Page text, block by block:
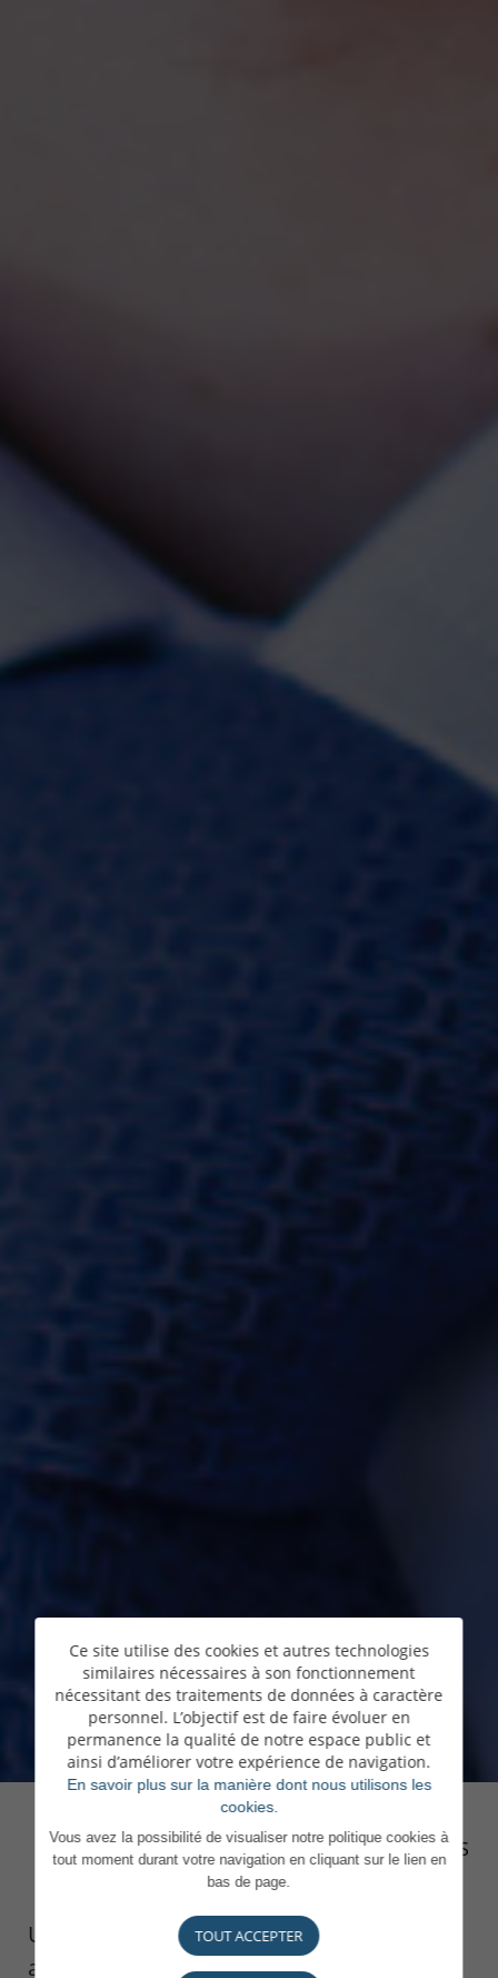
TODAS LAS NOVEDADES
Una de las principales preocupaciones
actuales y de estos los últimos meses, es
Ce site utilise des cookies et autres technologies
similaires nécessaires à son fonctionnement
nécessitant des traitements de données à caractère
personnel. L’objectif est de faire évoluer en
permanence la qualité de notre espace public et
ainsi d’améliorer votre expérience de navigation.
En savoir plus sur la manière dont nous utilisons les
cookies.
Vous avez la possibilité de visualiser notre politique cookies à
tout moment durant votre navigation en cliquant sur le lien en
bas de page.
TOUT ACCEPTER